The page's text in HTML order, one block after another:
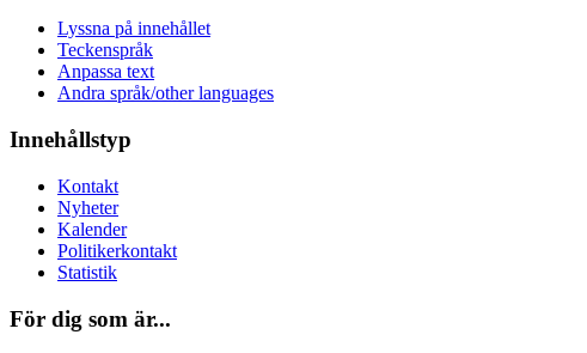
Lyssna på innehållet
Teckenspråk
Anpassa text
Andra språk/other languages
Innehållstyp
Kontakt
Nyheter
Kalender
Politikerkontakt
Statistik
För dig som är...